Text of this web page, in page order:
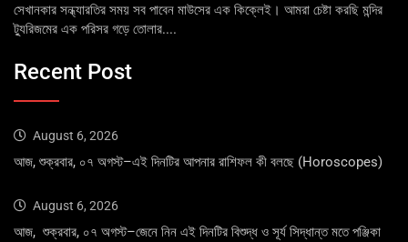
সেখানকার সন্ধ্যারতির সময় সব পাবেন মাউসের এক কিক্লেই। আমরা চেষ্টা করছি মন্দির
ট্যুরিজমের এক পরিসর গড়ে তোলার....
Recent Post
August 6, 2026
আজ, শুক্রবার, ০৭ অগস্ট–এই দিনটির আপনার রাশিফল কী বলছে (Horoscopes)
August 6, 2026
আজ, শুক্রবার, ০৭ অগস্ট–জেনে নিন এই দিনটির বিশুদ্ধ ও সূর্য সিদ্ধান্ত মতে পঞ্জিকা